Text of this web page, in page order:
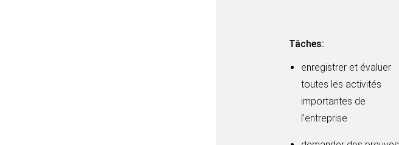
Tâches:
enregistrer et évaluer
toutes les activités
importantes de
l’entreprise